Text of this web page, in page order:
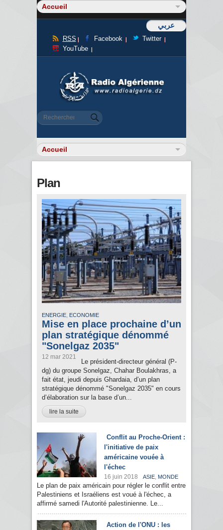
عربي
RSS Facebook
Twitter
YouTube
Formulaire de recherche
Rechercher
Plan
ENERGIE, ECONOMIE
Mise en place prochaine d’un
plan stratégique dénommé
"Sonelgaz 2035"
12 mar 2021
Le président-directeur général (P-
dg) du groupe Sonelgaz, Chahar Boulakhras, a
fait état, jeudi depuis Ghardaia, d’un plan
stratégique dénommé "Sonelgaz 2035" en cours
d’élaboration sur la base d’un...
lire la suite
Conflit au Proche-Orient :
l'initiative de paix
américaine vouée à
l'échec
16 juin 2018 ASIE, MONDE
Le plan de paix américain pour régler le conflit entre
Palestiniens et Israéliens est voué à l'échec, a
affirmé samedi l'Autorité palestinienne. Le...
Action de l'ONU : les